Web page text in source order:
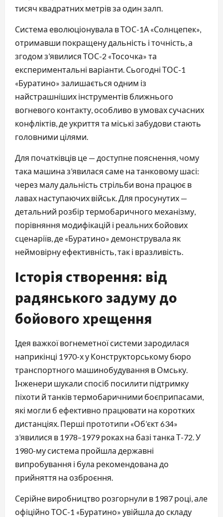
тисяч квадратних метрів за один залп.
Система еволюціонувала в ТОС-1А «Солнцепек»,
отримавши покращену дальність і точність, а
згодом з’явилися ТОС-2 «Тосочка» та
експериментальні варіанти. Сьогодні ТОС-1
«Буратино» залишається одним із
найстрашніших інструментів ближнього
вогневого контакту, особливо в умовах сучасних
конфліктів, де укриття та міські забудови стають
головними цілями.
Для початківців це — доступне пояснення, чому
така машина з’явилася саме на танковому шасі:
через малу дальність стрільби вона працює в
лавах наступаючих військ. Для просунутих —
детальний розбір термобаричного механізму,
порівняння модифікацій і реальних бойових
сценаріїв, де «Буратино» демонструвала як
неймовірну ефективність, так і вразливість.
Історія створення: від
радянського задуму до
бойового хрещення
Ідея важкої вогнеметної системи зародилася
наприкінці 1970-х у Конструкторському бюро
транспортного машинобудування в Омську.
Інженери шукали спосіб посилити підтримку
піхоти й танків термобаричними боєприпасами,
які могли б ефективно працювати на коротких
дистанціях. Перші прототипи «Об’єкт 634»
з’явилися в 1978–1979 роках на базі танка Т-72. У
1980-му система пройшла державні
випробування і була рекомендована до
прийняття на озброєння.
Серійне виробництво розгорнули в 1987 році, але
офіційно ТОС-1 «Буратино» увійшла до складу